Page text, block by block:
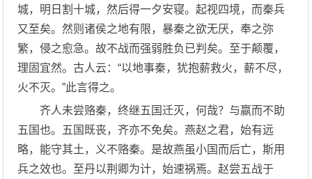
城，明日割十城，然后得一夕安寝。起视四境，而秦兵
又至矣。然则诸侯之地有限，暴秦之欲无厌，奉之弥
繁，侵之愈急。故不战而强弱胜负已判矣。至于颠覆，
理固宜然。古人云：“以地事秦，犹抱薪救火，薪不尽，
火不灭。”此言得之。
齐人未尝赂秦，终继五国迁灭，何哉？与嬴而不助
五国也。五国既丧，齐亦不免矣。燕赵之君，始有远
略，能守其土，义不赂秦。是故燕虽小国而后亡，斯用
兵之效也。至丹以荆卿为计，始速祸焉。赵尝五战于